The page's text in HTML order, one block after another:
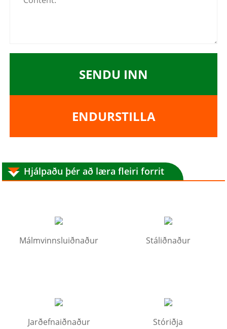
SENDU INN
ENDURSTILLA
Hjálpaðu þér að læra fleiri forrit
Málmvinnsluiðnaður Stáliðnaður
Jarðefnaiðnaður Stóriðja